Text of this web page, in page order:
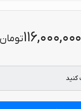
۱۱۶,۰۰۰,۰۰۰تومان